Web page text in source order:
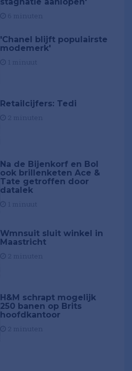
'Chanel blijft populairste
modemerk'
Retailcijfers: Tedi
Na de Bijenkorf en Bol
ook brillenketen Ace &
Tate getroffen door
datalek
Wmnsuit sluit winkel in
Maastricht
H&M schrapt mogelijk
250 banen op Brits
hoofdkantoor